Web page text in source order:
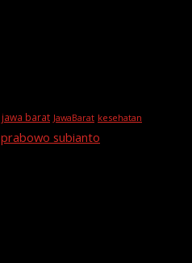
jawa barat JawaBarat kesehatan
prabowo subianto